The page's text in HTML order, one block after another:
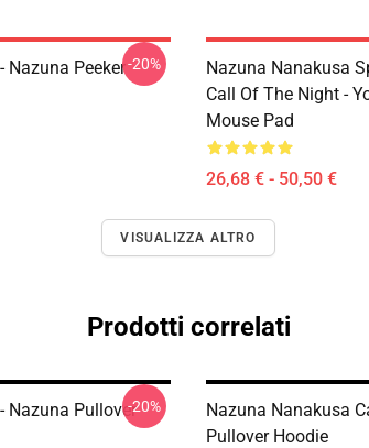
Nazuna Peeker-20%
Nazuna Nanakusa
Call Of The Night -
Mouse Pad
26,68 € - 50,50 €
VISUALIZZA ALTRO
Prodotti correlati
Nazuna Pullover-20%
Nazuna Nanakusa
Pullover Hoodie